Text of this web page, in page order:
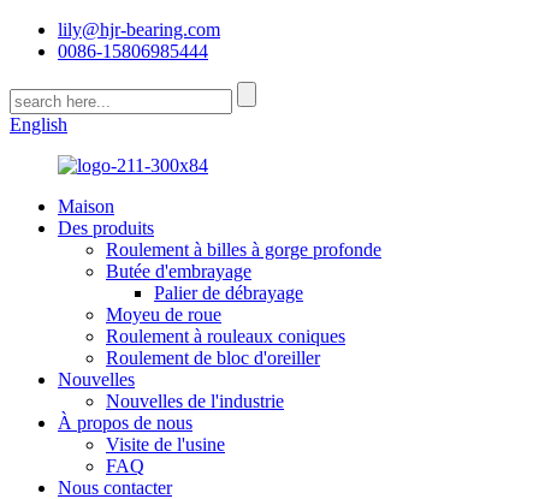
lily@hjr-bearing.com
0086-15806985444
English
Maison
Des produits
Roulement à billes à gorge profonde
Butée d'embrayage
Palier de débrayage
Moyeu de roue
Roulement à rouleaux coniques
Roulement de bloc d'oreiller
Nouvelles
Nouvelles de l'industrie
À propos de nous
Visite de l'usine
FAQ
Nous contacter